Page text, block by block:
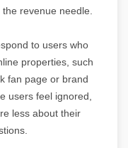
revenue needle.
to users who
properties, such
fan page or brand
users feel ignored,
less about their